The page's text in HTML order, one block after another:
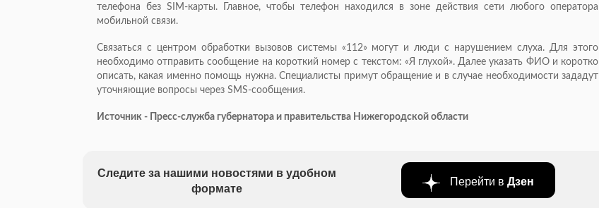
телефона без SIM-карты. Главное, чтобы телефон находился в зоне действия сети любого оператора
мобильной связи.
Связаться с центром обработки вызовов системы «112» могут и люди с нарушением слуха. Для этого
необходимо отправить сообщение на короткий номер с текстом: «Я глухой». Далее указать ФИО и коротко
описать, какая именно помощь нужна. Специалисты примут обращение и в случае необходимости зададут
уточняющие вопросы через SMS-сообщения.
Источник - Пресс-служба губернатора и правительства Нижегородской области
Следите за нашими новостями в удобном
формате
Перейти в Дзен